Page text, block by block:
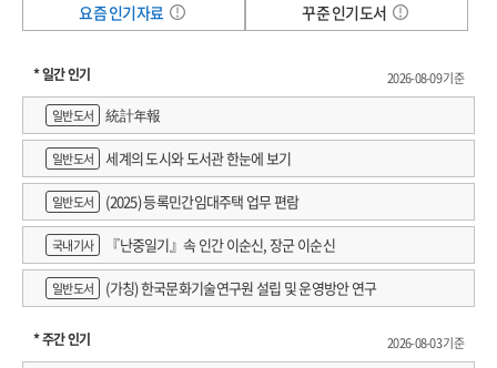
요즘 인기자료
꾸준 인기도서
* 일간 인기
2026-08-09 기준
일반도서
統計年報
일반도서 세계의 도시와 도서관 한눈에 보기
일반도서 (2025) 등록민간임대주택 업무 편람
국내기사 『난중일기』속 인간 이순신, 장군 이순신
일반도서 (가칭) 한국문화기술연구원 설립 및 운영방안 연구
* 주간 인기
2026-08-03 기준